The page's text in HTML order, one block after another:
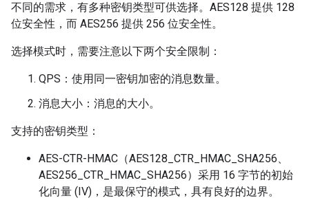
不同的需求，有多种密钥类型可供选择。AES128 提供 128
位安全性，而 AES256 提供 256 位安全性。
选择模式时，需要注意以下两个安全限制：
QPS：使用同一密钥加密的消息数量。
消息大小：消息的大小。
支持的密钥类型：
AES-CTR-HMAC（AES128_CTR_HMAC_SHA256、
AES256_CTR_HMAC_SHA256）采用 16 字节的初始
化向量 (IV)，是最保守的模式，具有良好的边界。